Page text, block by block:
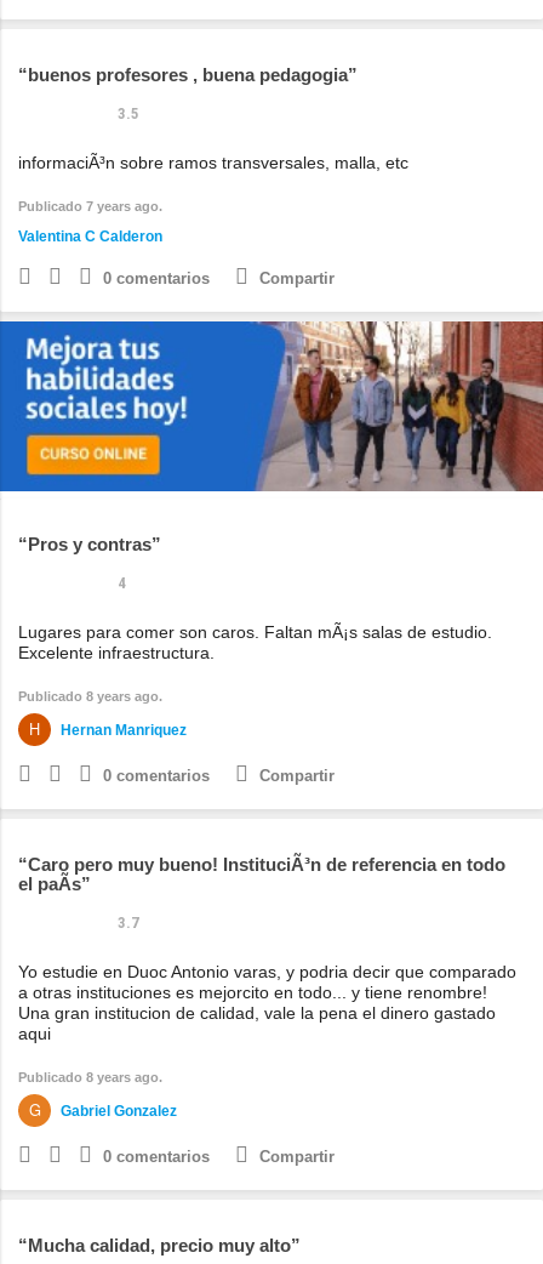
buenos profesores , buena pedagogia
3.5
informaciÃ³n sobre ramos transversales, malla, etc
Publicado 7 years ago.
Valentina C Calderon
0 comentarios Compartir
Pros y contras
4
Lugares para comer son caros. Faltan mÃ¡s salas de estudio.
Excelente infraestructura.
Publicado 8 years ago.
Hernan Manriquez
0 comentarios Compartir
Caro pero muy bueno! InstituciÃ³n de referencia en todo
el paÃ­s
3.7
Yo estudie en Duoc Antonio varas, y podria decir que comparado
a otras instituciones es mejorcito en todo... y tiene renombre!
Una gran institucion de calidad, vale la pena el dinero gastado
aqui
Publicado 8 years ago.
Gabriel Gonzalez
0 comentarios Compartir
Mucha calidad, precio muy alto